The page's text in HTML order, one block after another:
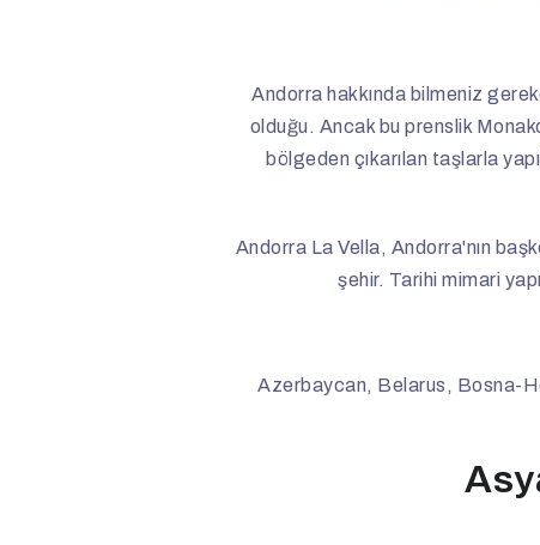
Andorra hakkında bilmeniz
olduğu. Ancak bu prenslik
bölgeden çıkarılan taşlarla
Andorra La Vella, Andorra'nın
şehir. Tarihi mimari
Azerbaycan, Belarus, Bosna-